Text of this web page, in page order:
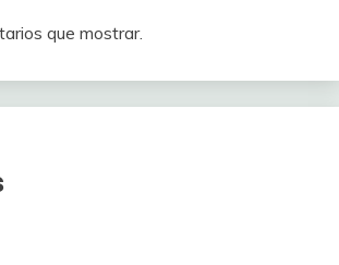
que mostrar.